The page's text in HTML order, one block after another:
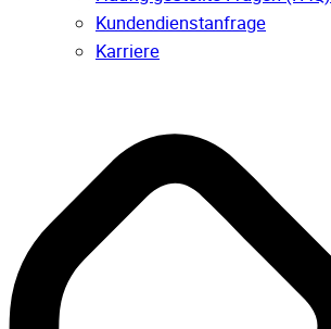
Kunden­dienst­anfrage
Karriere